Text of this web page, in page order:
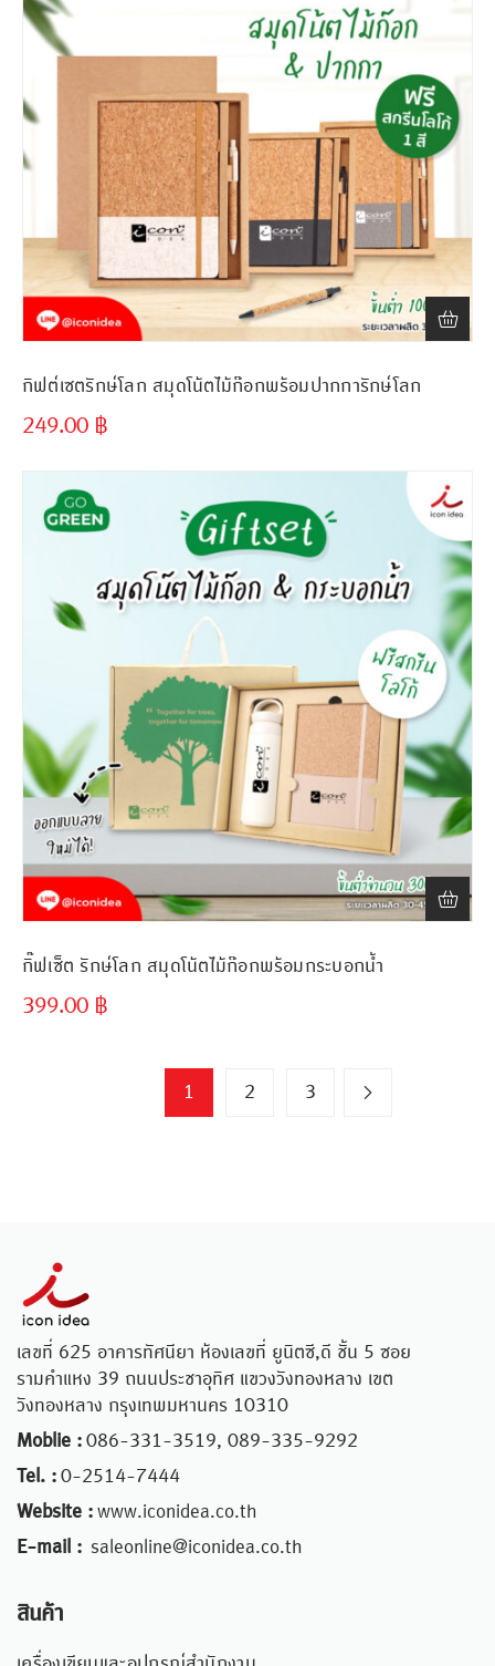
กิฟต์เซตรักษ์โลก สมุดโน้ตไม้ก๊อกพร้อมปากการักษ์โลก
249.00 ฿
กิ๊ฟเซ็ต รักษ์โลก สมุดโน้ตไม้ก๊อกพร้อมกระบอกน้ำ
399.00 ฿
1 2 3
เลขที่ 625 อาคารทัศนียา ห้องเลขที่ ยูนิตซี,ดี ชั้น 5 ซอย
รามคำแหง 39 ถนนประชาอุทิศ แขวงวังทองหลาง เขต
วังทองหลาง กรุงเทพมหานคร 10310
Moblie :086-331-3519, 089-335-9292
Tel. :0-2514-7444
Website :www.iconidea.co.th
E-mail : saleonline@iconidea.co.th
สินค้า